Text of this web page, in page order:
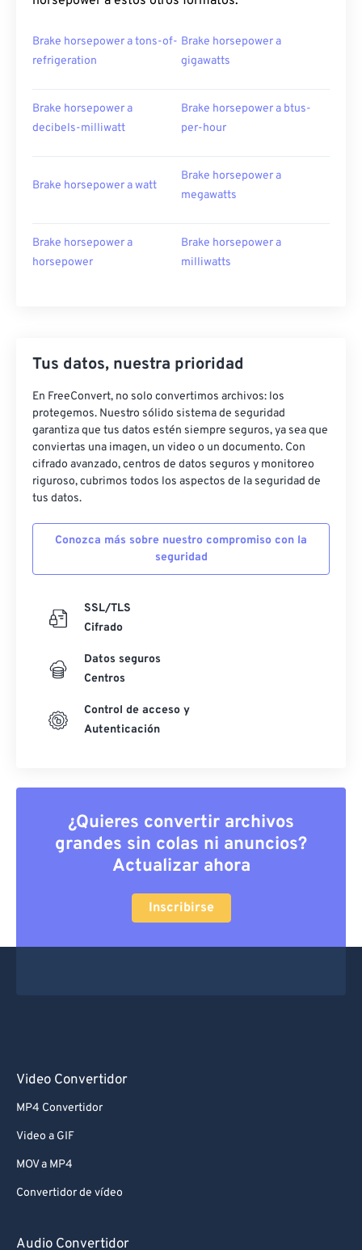
Brake horsepower a tons-of-
refrigeration
Brake horsepower a
gigawatts
Brake horsepower a
decibels-milliwatt
Brake horsepower a btus-
per-hour
Brake horsepower a watt
Brake horsepower a
megawatts
Brake horsepower a
horsepower
Brake horsepower a
milliwatts
Tus datos, nuestra prioridad
En FreeConvert, no solo convertimos archivos: los
protegemos. Nuestro sólido sistema de seguridad
garantiza que tus datos estén siempre seguros, ya sea que
conviertas una imagen, un video o un documento. Con
cifrado avanzado, centros de datos seguros y monitoreo
riguroso, cubrimos todos los aspectos de la seguridad de
tus datos.
Conozca más sobre nuestro compromiso con la
seguridad
SSL/TLS
Cifrado
Datos seguros
Centros
Control de acceso y
Autenticación
¿Quieres convertir archivos
grandes sin colas ni anuncios?
Actualizar ahora
Inscribirse
Video Convertidor
MP4 Convertidor
Video a GIF
MOV a MP4
Convertidor de vídeo
Audio Convertidor